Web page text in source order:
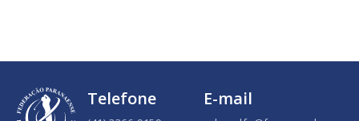
Telefone E-mail